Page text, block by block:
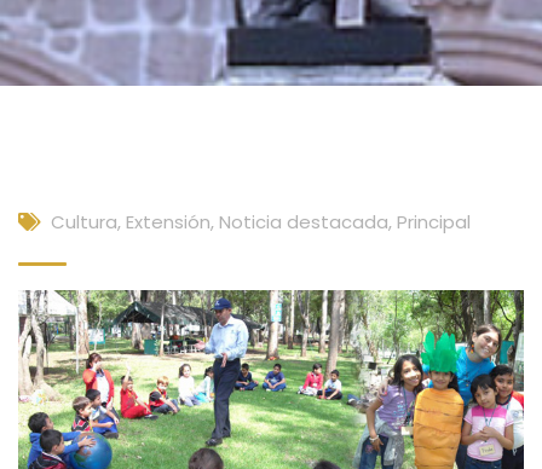
Cultura, Extensión, Noticia destacada, Principal